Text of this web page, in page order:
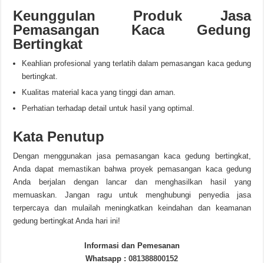
Keunggulan Produk Jasa
Pemasangan Kaca Gedung
Bertingkat
Keahlian profesional yang terlatih dalam pemasangan kaca gedung
bertingkat.
Kualitas material kaca yang tinggi dan aman.
Perhatian terhadap detail untuk hasil yang optimal.
Kata Penutup
Dengan menggunakan jasa pemasangan kaca gedung bertingkat,
Anda dapat memastikan bahwa proyek pemasangan kaca gedung
Anda berjalan dengan lancar dan menghasilkan hasil yang
memuaskan. Jangan ragu untuk menghubungi penyedia jasa
terpercaya dan mulailah meningkatkan keindahan dan keamanan
gedung bertingkat Anda hari ini!
Informasi dan Pemesanan
Whatsapp :081388800152